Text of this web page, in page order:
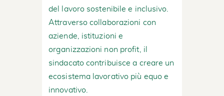
del lavoro sostenibile e inclusivo.
Attraverso collaborazioni con
aziende, istituzioni e
organizzazioni non profit, il
sindacato contribuisce a creare un
ecosistema lavorativo più equo e
innovativo.